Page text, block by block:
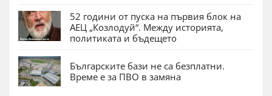
52 години от пуска на първия блок на
АЕЦ „Козлодуй“. Между историята,
политиката и бъдещето
Българските бази не са безплатни.
Време е за ПВО в замяна